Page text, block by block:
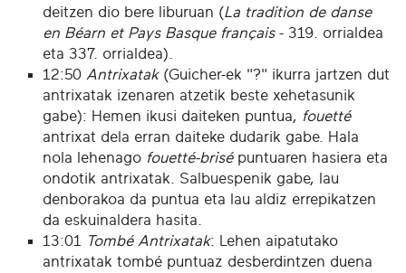
deitzen dio bere liburuan (La tradition de danse
en Béarn et Pays Basque français- 319. orrialdea
eta 337. orrialdea).
12:50 Antrixatak(Guicher-ek "?" ikurra jartzen dut
antrixatak izenaren atzetik beste xehetasunik
gabe): Hemen ikusi daiteken puntua, fouetté
antrixat dela erran daiteke dudarik gabe. Hala
nola lehenago fouetté-brisépuntuaren hasiera eta
ondotik antrixatak. Salbuespenik gabe, lau
denborakoa da puntua eta lau aldiz errepikatzen
da eskuinaldera hasita.
13:01
Tombé Antrixatak: Lehen aipatutako
antrixatak tombé puntuaz desberdintzen duena